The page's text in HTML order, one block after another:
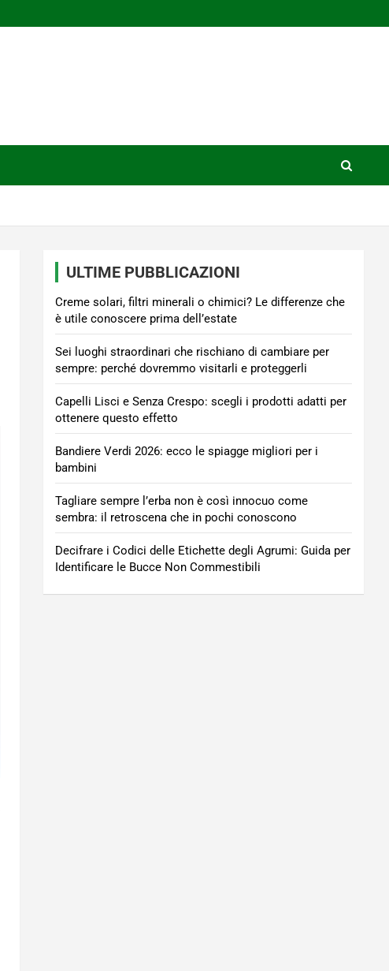
ULTIME PUBBLICAZIONI
Creme solari, filtri minerali o chimici? Le differenze che
è utile conoscere prima dell’estate
Sei luoghi straordinari che rischiano di cambiare per
sempre: perché dovremmo visitarli e proteggerli
Capelli Lisci e Senza Crespo: scegli i prodotti adatti per
ottenere questo effetto
Bandiere Verdi 2026: ecco le spiagge migliori per i
bambini
Tagliare sempre l’erba non è così innocuo come
sembra: il retroscena che in pochi conoscono
Decifrare i Codici delle Etichette degli Agrumi: Guida per
Identificare le Bucce Non Commestibili